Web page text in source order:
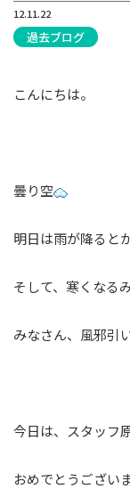
12.11.22
過去ブログ
こんにちは。
曇り空
明日は雨が降ると
そして、寒くなる
みなさん、風邪引
今日は、スタッフ
おめでとうござい